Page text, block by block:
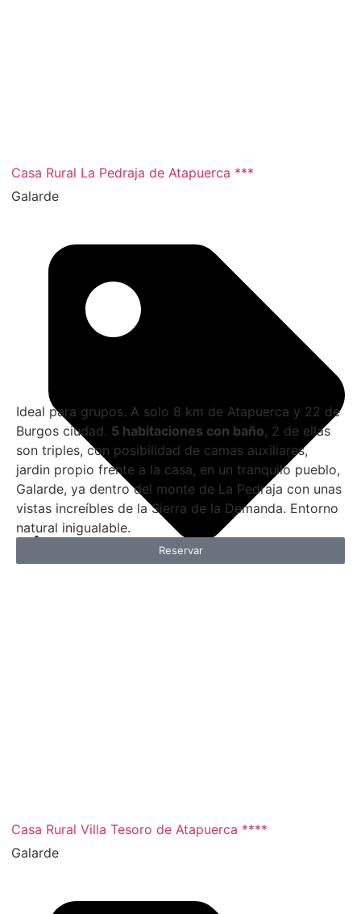
2 noches
Casa Rural La Pedraja de Atapuerca ***
Galarde
Ideal para grupos. A solo 8 km de Atapuerca y 22 de
Burgos ciudad. 5 habitaciones con baño, 2 de ellas
son triples, con posibilidad de camas auxiliares,
jardin propio frente a la casa, en un tranquilo pueblo,
Galarde, ya dentro del monte de La Pedraja con unas
vistas increíbles de la Sierra de la Demanda. Entorno
natural inigualable.
Reservar
Casa Rural Villa Tesoro de Atapuerca ****
Galarde